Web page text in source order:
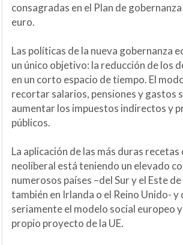
consagradas en el Plan de
euro.
Las políticas de la nueva gobernanza
un único objetivo: la reducción de los
en un corto espacio de tiempo. El
recortar salarios, pensiones y gastos
aumentar los impuestos indirectos y
públicos.
La aplicación de las más duras
neoliberal está teniendo un elevado
numerosos países –del Sur y el Este
también en Irlanda o el Reino Unido-
seriamente el modelo social europeo
propio proyecto de la UE.